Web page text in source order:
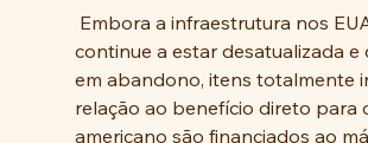
continue a estar desatualizada e
em abandono, itens totalmente
relação ao benefício direto para
americano são financiados ao